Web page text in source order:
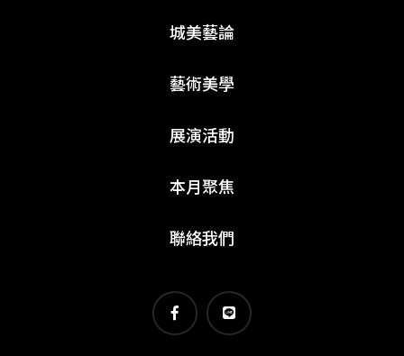
城美藝論
藝術美學
展演活動
本月聚焦
聯絡我們